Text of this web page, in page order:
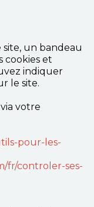
site, un bandeau
cookies et
indiquer
le site.
votre
pour-les-
fr/controler-ses-